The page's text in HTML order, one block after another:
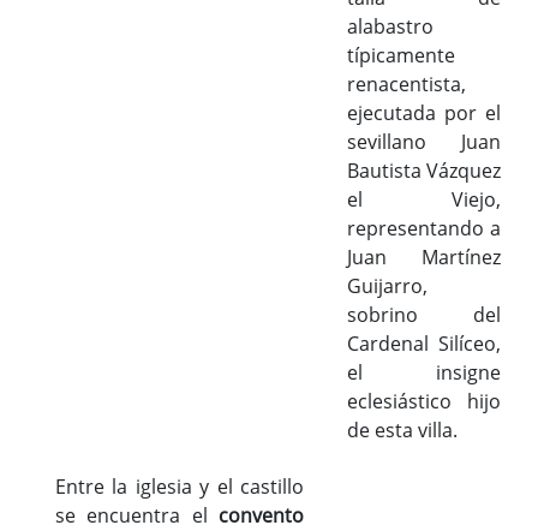
alabastro
típicamente
renacentista,
ejecutada por el
sevillano Juan
Bautista Vázquez
el Viejo,
representando a
Juan Martínez
Guijarro,
sobrino del
Cardenal Silíceo,
el insigne
eclesiástico hijo
de esta villa.
Entre la iglesia y el castillo
se encuentra el convento